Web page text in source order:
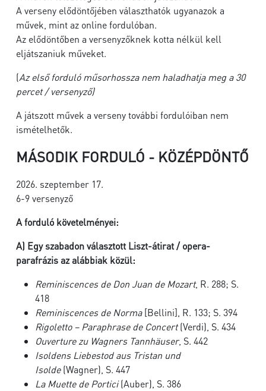
A verseny elődöntőjében választhatók ugyanazok a
művek, mint az online fordulóban.
Az elődöntőben a versenyzőknek kotta nélkül kell
eljátszaniuk műveket.
(Az első forduló műsorhossza nem haladhatja meg a 30
percet / versenyző)
A játszott művek a verseny további fordulóiban nem
ismételhetők.
MÁSODIK FORDULÓ - KÖZÉPDÖNTŐ
2026. szeptember 17.
6-9 versenyző
A forduló követelményei:
A) Egy szabadon választott Liszt-átirat / opera-
parafrázis az alábbiak közül:
Reminiscences de Don Juan de Mozart, R. 288; S.
418
Reminiscences de Norma[Bellini], R. 133; S. 394
Rigoletto – Paraphrase de Concert(Verdi), S. 434
Ouverture zu Wagners Tannhäuser, S. 442
Isoldens Liebestod aus Tristan und
Isolde(Wagner), S. 447
La Muette de Portici(Auber), S. 386